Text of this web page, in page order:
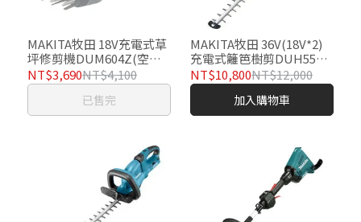
MAKITA牧田 18V充電式草
坪修剪機DUM604Z(空機-
不含充電器及電池)
NT$3,690NT$4,100
已售完
MAKITA牧田 36V(18V*2)
充電式籬笆樹剪DUH551Z
(空機-不含充電器及電池)
NT$10,800NT$12,000
加入購物車